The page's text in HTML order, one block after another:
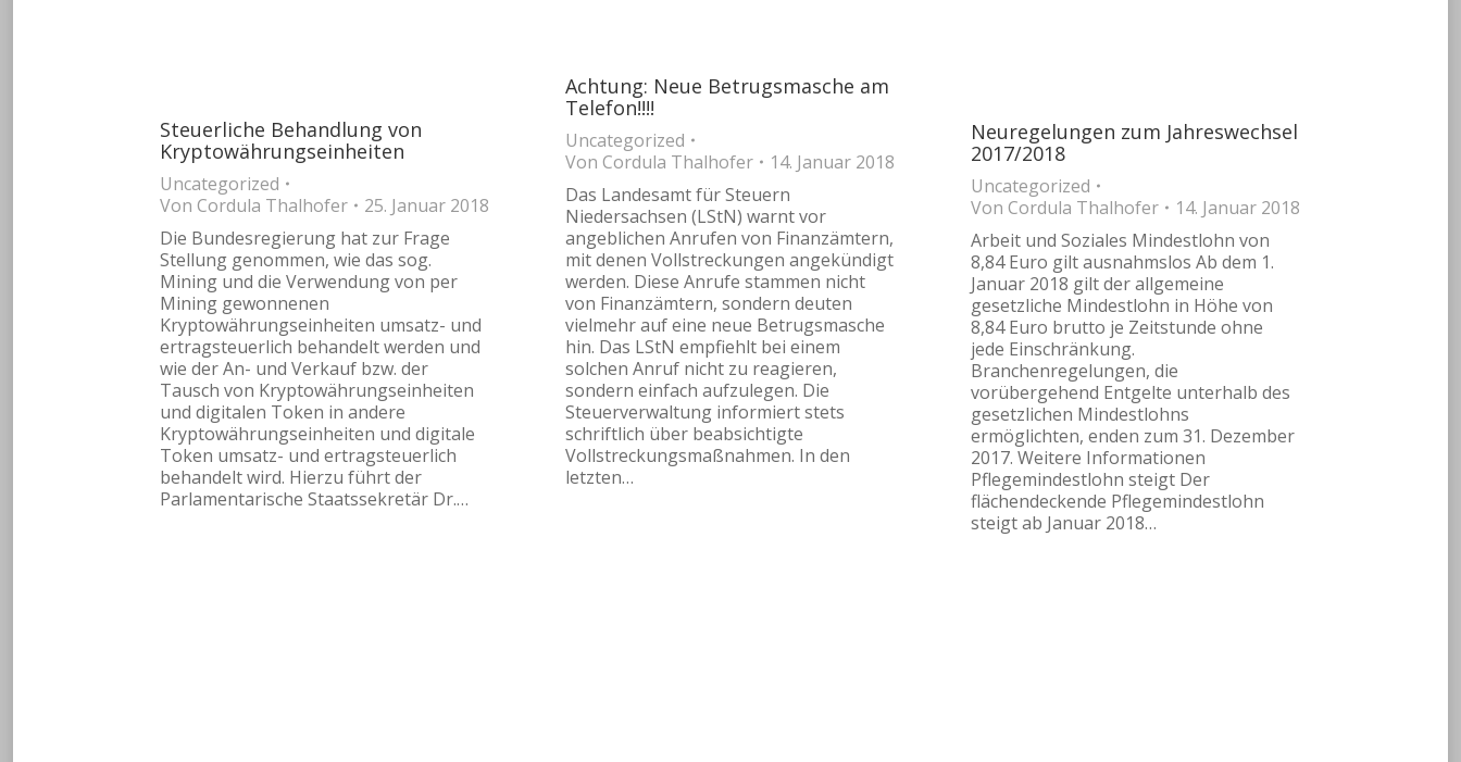
Steuerliche Behandlung von
Kryptowährungseinheiten
Uncategorized
Von Cordula Thalhofer
25. Januar 2018
Die Bundesregierung hat zur Frage
Stellung genommen, wie das sog.
Mining und die Verwendung von per
Mining gewonnenen
Kryptowährungseinheiten umsatz- und
ertragsteuerlich behandelt werden und
wie der An- und Verkauf bzw. der
Tausch von Kryptowährungseinheiten
und digitalen Token in andere
Kryptowährungseinheiten und digitale
Token umsatz- und ertragsteuerlich
behandelt wird. Hierzu führt der
Parlamentarische Staatssekretär Dr.…
Achtung: Neue Betrugsmasche am
Telefon!!!!
Uncategorized
Von Cordula Thalhofer
14. Januar 2018
Das Landesamt für Steuern
Niedersachsen (LStN) warnt vor
angeblichen Anrufen von Finanzämtern,
mit denen Vollstreckungen angekündigt
werden. Diese Anrufe stammen nicht
von Finanzämtern, sondern deuten
vielmehr auf eine neue Betrugsmasche
hin. Das LStN empfiehlt bei einem
solchen Anruf nicht zu reagieren,
sondern einfach aufzulegen. Die
Steuerverwaltung informiert stets
schriftlich über beabsichtigte
Vollstreckungsmaßnahmen. In den
letzten…
Neuregelungen zum Jahreswechsel
2017/2018
Uncategorized
Von Cordula Thalhofer
14. Januar 2018
Arbeit und Soziales Mindestlohn von
8,84 Euro gilt ausnahmslos Ab dem 1.
Januar 2018 gilt der allgemeine
gesetzliche Mindestlohn in Höhe von
8,84 Euro brutto je Zeitstunde ohne
jede Einschränkung.
Branchenregelungen, die
vorübergehend Entgelte unterhalb des
gesetzlichen Mindestlohns
ermöglichten, enden zum 31. Dezember
2017. Weitere Informationen
Pflegemindestlohn steigt Der
flächendeckende Pflegemindestlohn
steigt ab Januar 2018…